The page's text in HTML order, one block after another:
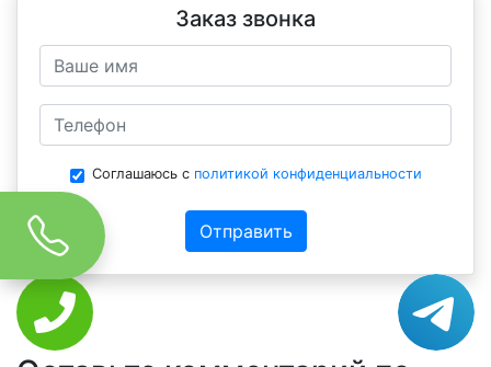
Заказ звонка
Соглашаюсь с политикой конфиденциальности
Отправить